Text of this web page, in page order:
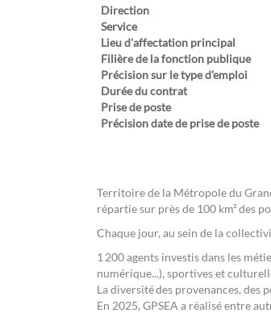
Direction
Service
Lieu d'affectation principal
Filière de la fonction publique
Précision sur le type d'emploi
Durée du contrat
Prise de poste
Précision date de prise de poste
Territoire de la Métropole du
répartie sur près de 100 km² des
Chaque jour, au sein de la
1 200 agents investis dans les
numérique...), sportives et
La diversité des provenances, des
En 2025, GPSEA a réalisé entre